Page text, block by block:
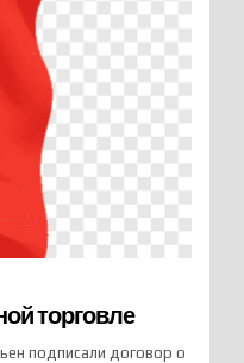
торговле
подписали договор о